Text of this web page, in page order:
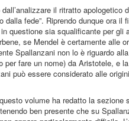
il ritratto apologetico
dalla fede”. Riprendo dunque ora
questione sia squalificante per gli
se Mendel è certamente alle
Spallanzani non lo è riguardo
fare un nome) da Aristotele, e
può essere considerato alle
volume ha redatto la sezione
ben presente che su